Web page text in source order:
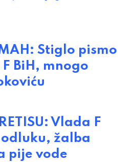
Stiglo pismo
BiH, mnogo
Vlada F
žalba
pije vode